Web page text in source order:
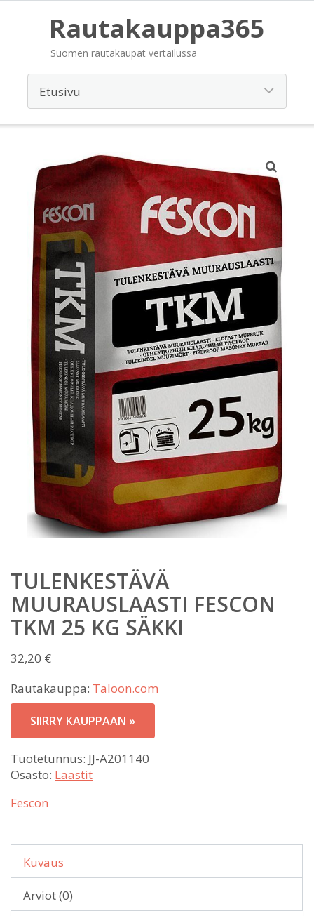
Rautakauppa365
Suomen rautakaupat vertailussa
TULENKESTÄVÄ
MUURAUSLAASTI FESCON
TKM 25 KG SÄKKI
32,20 €
Rautakauppa: Taloon.com
SIIRRY KAUPPAAN »
Tuotetunnus: JJ-A201140
Osasto: Laastit
Fescon
Kuvaus
Arviot (0)